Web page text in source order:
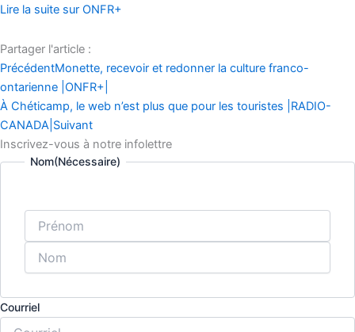
Lire la suite sur ONFR+
Partager l'article :
PrécédentMonette, recevoir et redonner la culture franco-
ontarienne |ONFR+|
À Chéticamp, le web n’est plus que pour les touristes |RADIO-
CANADA| Suivant
Inscrivez-vous à notre infolettre
Nom(Nécessaire)
Courriel